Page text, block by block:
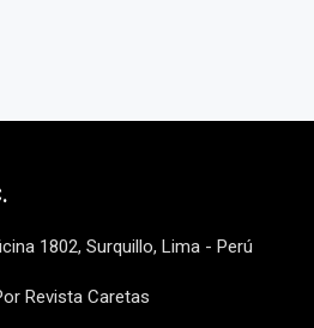
1802, Surquillo, Lima - Perú
Revista Caretas